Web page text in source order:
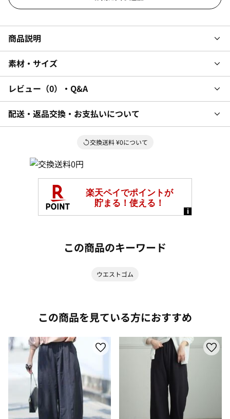
商品説明
素材・サイズ
レビュー 0 ・Q&A
配送・返品交換・お支払いについて
交換送料 ¥0について
この商品のキーワード
ウエストゴム
この商品を見ている方におすすめ